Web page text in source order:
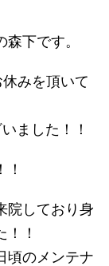
下です。
みを頂いて
ました！！
院しており身
！
頃のメンテナ